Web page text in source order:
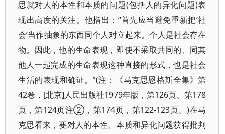
思就对人的本性和本质的问题(包括人的异化问题)表
现出高度的关注。他指出：“首先应当避免重新把‘社
会’当作抽象的东西同个人对立起来。个人是社会存在
物。因此，他的生命表现，即使不采取共同的、同其
他人一起完成的生命表现这种直接的形式，也是社会
生活的表现和确证。”(注：《马克思恩格斯全集》第
42卷，[北京]人民出版社1979年版，第126页、第178
页，第124页注②，第174页，第122-123页。)在马
克思看来，要对人的本性、本质和异化问题获得批判